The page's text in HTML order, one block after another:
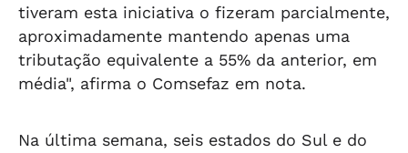
tiveram esta iniciativa o fizeram parcialmente,
aproximadamente mantendo apenas uma
tributação equivalente a 55% da anterior, em
média", afirma o Comsefaz em nota.
Na última semana, seis estados do Sul e do